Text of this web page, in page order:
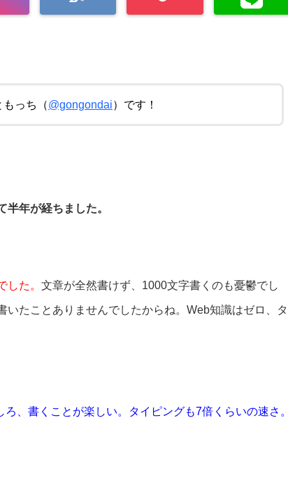
もっち（@gongondai）です！
年が経ちました。
た。 文章が全然書けず、1000文字書くのも憂鬱でし
たことありませんでしたからね。 Web知識はゼロ、タ
、書くことが楽しい。タイピングも7倍くらいの速さ。